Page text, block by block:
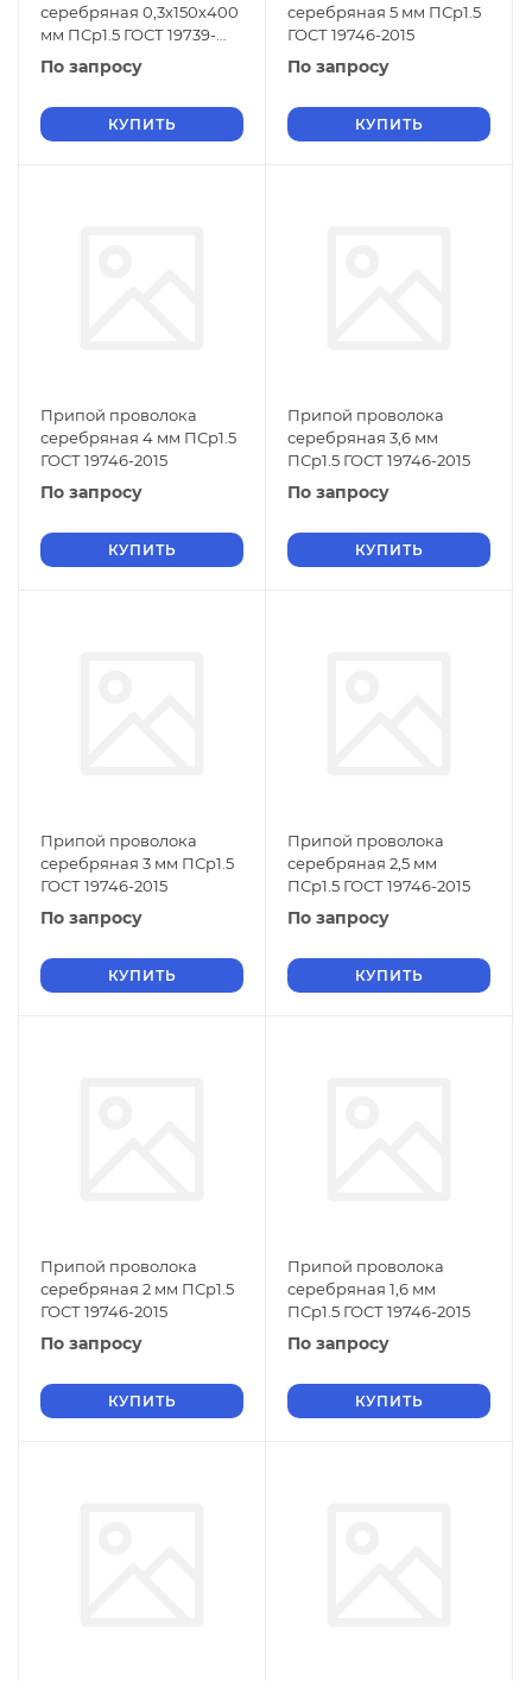
серебряная 0,3х150х400
мм ПСр1.5 ГОСТ 19739-
2015
По запросу
КУПИТЬ
серебряная 5 мм ПСр1.5
ГОСТ 19746-2015
По запросу
КУПИТЬ
Припой проволока
серебряная 4 мм ПСр1.5
ГОСТ 19746-2015
По запросу
КУПИТЬ
Припой проволока
серебряная 3,6 мм
ПСр1.5 ГОСТ 19746-2015
По запросу
КУПИТЬ
Припой проволока
серебряная 3 мм ПСр1.5
ГОСТ 19746-2015
По запросу
КУПИТЬ
Припой проволока
серебряная 2,5 мм
ПСр1.5 ГОСТ 19746-2015
По запросу
КУПИТЬ
Припой проволока
серебряная 2 мм ПСр1.5
ГОСТ 19746-2015
По запросу
КУПИТЬ
Припой проволока
серебряная 1,6 мм
ПСр1.5 ГОСТ 19746-2015
По запросу
КУПИТЬ